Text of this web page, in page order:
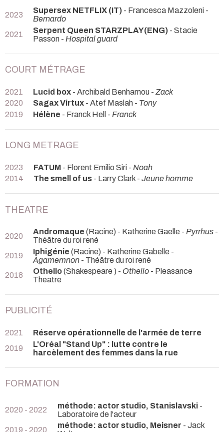
2023 Supersex NETFLIX (IT) - Francesca Mazzoleni -
Bernardo
2021
Serpent Queen STARZPLAY(ENG) - Stacie
Passon - Hospital guard
COURT MÉTRAGE
2021 Lucid box - Archibald Benhamou - Zack
2020
Sagax Virtux - Atef Maslah - Tony
2019
Hélène - Franck Hell - Franck
LONG METRAGE
2023 FATUM - Florent Emilio Siri - Noah
2014
The smell of us - Larry Clark - Jeune homme
THEATRE
2020 Andromaque (Racine) - Katherine Gaelle - Pyrrhus -
Théâtre du roi rené
2019
Iphigénie (Racine) - Katherine Gabelle -
Agamemnon - Théâtre du roi rené
2018
Othello(Shakespeare ) - Othello - Pleasance
Theatre
PUBLICITÉ
2021
Réserve opérationnelle de l'armée de terre
2019
L'Oréal "Stand Up" : lutte contre le
harcèlement des femmes dans la rue
FORMATION
2020 - 2022 méthode: actor studio, Stanislavski -
Laboratoire de l'acteur
2019 - 2020
méthode: actor studio, Meisner - Jack